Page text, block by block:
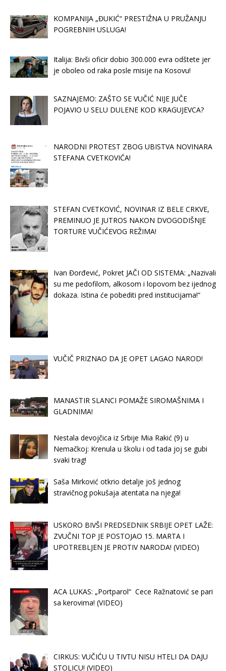
KOMPANIJA „ĐUKIĆ“ PRESTIŽNA U PRUŽANJU
POGREBNIH USLUGA!
Italija: Bivši oficir dobio 300.000 evra odštete jer
je oboleo od raka posle misije na Kosovu!
SAZNAJEMO: ZAŠTO SE VUČIĆ NIJE JUČE
POJAVIO U SELU DULENE KOD KRAGUJEVCA?
NARODNI PROTEST ZBOG UBISTVA NOVINARA
STEFANA CVETKOVIĆA!
STEFAN CVETKOVIĆ, NOVINAR IZ BELE CRKVE,
PREMINUO JE JUTROS NAKON DVOGODIŠNJE
TORTURE VUČIĆEVOG REŽIMA!
Ivan Đorđević, Pokret JAČI OD SISTEMA: „Nazivali
su me pedofilom, alkosom i lopovom bez ijednog
dokaza. Istina će pobediti pred institucijama!“
VUČIČ PRIZNAO DA JE OPET LAGAO NAROD!
MANASTIR SLANCI POMAŽE SIROMAŠNIMA I
GLADNIMA!
Nestala devojčica iz Srbije Mia Rakić (9) u
Nemačkoj: Krenula u školu i od tada joj se gubi
svaki trag!
Saša Mirković otkrio detalje još jednog
stravičnog pokušaja atentata na njega!
USKORO BIVŠI PREDSEDNIK SRBIJE OPET LAŽE:
ZVUČNI TOP JE POSTOJAO 15. MARTA I
UPOTREBLJEN JE PROTIV NARODA! (VIDEO)
ACA LUKAS: „Portparol“ Cece Ražnatović se pari
sa kerovima! (VIDEO)
CIRKUS: VUČIĆU U TIVTU NISU HTELI DA DAJU
STOLICU! (VIDEO)